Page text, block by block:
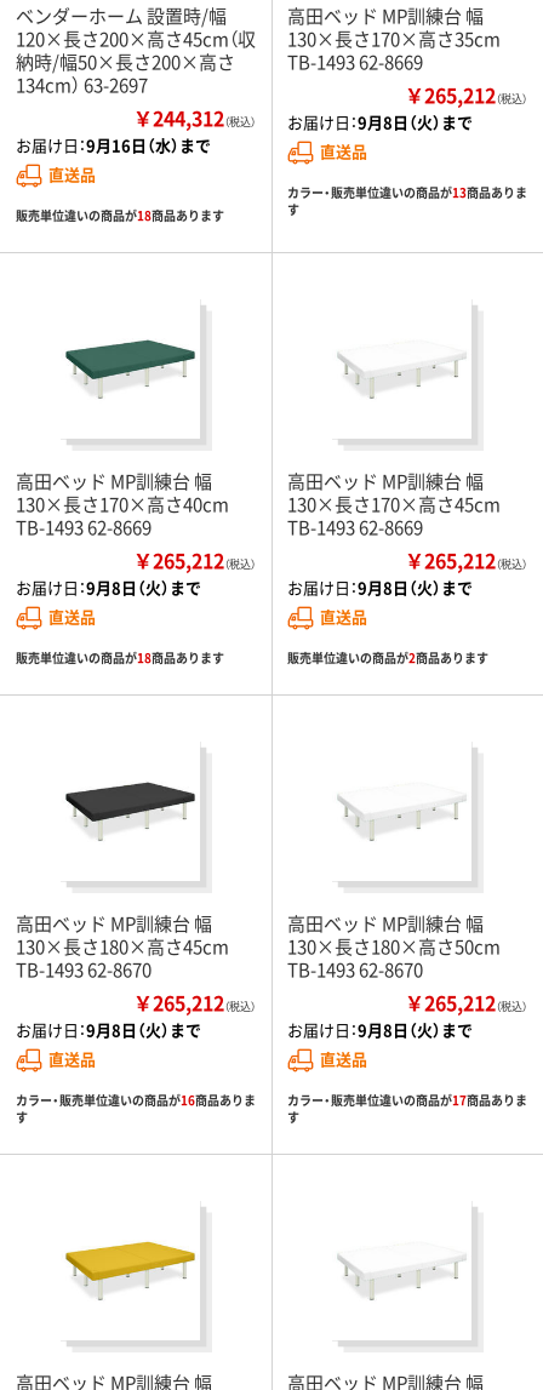
ベンダーホーム 設置時/幅
120×長さ200×高さ45cm（収
納時/幅50×長さ200×高さ
134cm） 63-2697
￥244,312（税込）
お届け日：9月16日（水）まで
直送品
販売単位違いの商品が18商品あります
高田ベッド MP訓練台 幅
130×長さ170×高さ35cm
TB-1493 62-8669
￥265,212（税込）
お届け日：9月8日（火）まで
直送品
カラー・販売単位違いの商品が13商品ありま
す
高田ベッド MP訓練台 幅
130×長さ170×高さ40cm
TB-1493 62-8669
￥265,212（税込）
お届け日：9月8日（火）まで
直送品
販売単位違いの商品が18商品あります
高田ベッド MP訓練台 幅
130×長さ170×高さ45cm
TB-1493 62-8669
￥265,212（税込）
お届け日：9月8日（火）まで
直送品
販売単位違いの商品が2商品あります
高田ベッド MP訓練台 幅
130×長さ180×高さ45cm
TB-1493 62-8670
￥265,212（税込）
お届け日：9月8日（火）まで
直送品
カラー・販売単位違いの商品が16商品ありま
す
高田ベッド MP訓練台 幅
130×長さ180×高さ50cm
TB-1493 62-8670
￥265,212（税込）
お届け日：9月8日（火）まで
直送品
カラー・販売単位違いの商品が17商品ありま
す
高田ベッド MP訓練台 幅 高田ベッド MP訓練台 幅